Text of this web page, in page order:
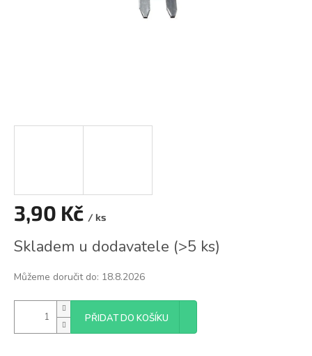
3,90 Kč / ks
cena:
Skladem u dodavatele (>5 ks)
Můžeme doručit do: 18.8.2026
PŘIDAT DO KOŠÍKU